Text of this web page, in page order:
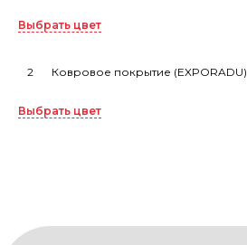
Выбрать цвет
2 Ковровое покрытие (EXPORADU)
Выбрать цвет